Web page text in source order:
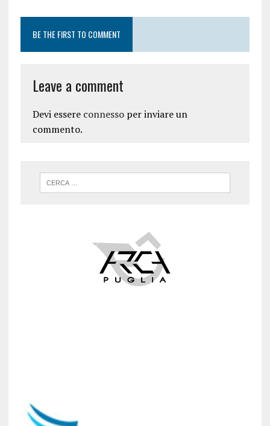
BE THE FIRST TO COMMENT
Leave a comment
Devi essere connessoper inviare un
commento.